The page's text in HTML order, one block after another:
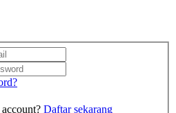
Daftar sekarang